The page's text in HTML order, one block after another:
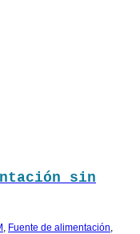
sin
, Fuente de alimentación,